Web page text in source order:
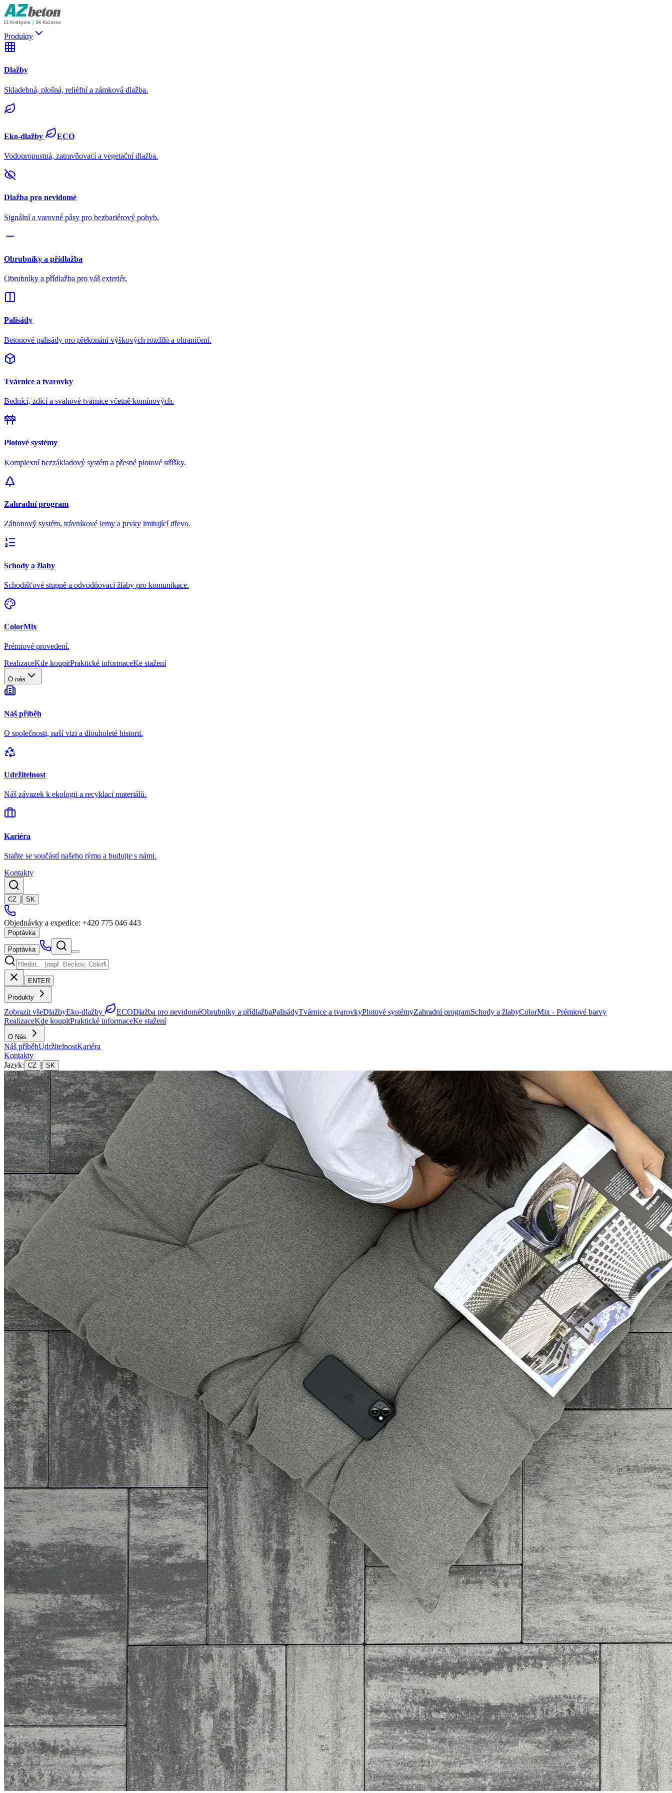
Produkty
Dlažby
Skladebná, plošná, reliéfní a zámková dlažba.
Eko-dlažby ECO
Vodopropustná, zatravňovací a vegetační dlažba.
Dlažba pro nevidomé
Signální a varovné pásy pro bezbariérový pohyb.
Obrubníky a přídlažba
Obrubníky a přídlažba pro váš exteriér.
Palisády
Betonové palisády pro překonání výškových rozdílů a ohraničení.
Tvárnice a tvarovky
Bednící, zdící a svahové tvárnice včetně komínových.
Plotové systémy
Komplexní bezzákladový systém a přesné plotové stříšky.
Zahradní program
Záhonový systém, trávníkové lemy a prvky imitující dřevo.
Schody a žlaby
Schodišťové stupně a odvodňovací žlaby pro komunikace.
ColorMix
Prémiové provedení.
RealizaceKde koupitPraktické informaceKe stažení
O nás
Náš příběh
O společnosti, naší vizi a dlouholeté historii.
Udržitelnost
Náš závazek k ekologii a recyklaci materiálů.
Kariéra
Staňte se součástí našeho týmu a budujte s námi.
Kontakty
CZ | SK
Objednávky a expedice: +420 775 046 443
Poptávka
Poptávka
ENTER
Produkty
Zobrazit všeDlažbyEko-dlažby ECODlažba pro nevidoméObrubníky a přídlažbaPalisádyTvárnice a tvarovkyPlotové systémyZahradní programSchody a žlabyColorMix - Prémiové barvy
RealizaceKde koupitPraktické informaceKe stažení
O Nás
Náš příběhUdržitelnostKariéra
Kontakty
Jazyk: CZ | SK